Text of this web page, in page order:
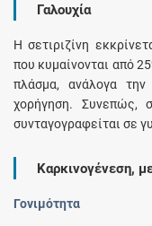
Γαλουχία
Η σετιριζίνη
που κυμαίνονται από
πλάσμα, ανάλογα
χορήγηση. Συνεπώς,
συνταγογραφείται σε
Καρκινογένεση,
Γονιμότητα